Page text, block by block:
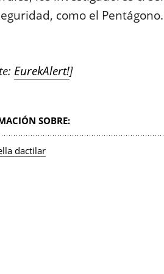
como el
EurekAlert!]
SOBRE:
dactilar